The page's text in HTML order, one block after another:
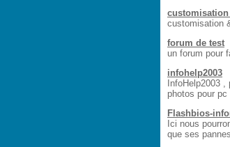
customisation
forum de test
un forum pour
infohelp2003
InfoHelp2003
photos pour
Flashbios-
Ici nous
que ses pannes